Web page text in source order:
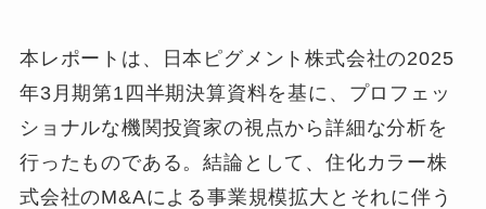
本レポートは、日本ピグメント株式会社の2025
年3月期第1四半期決算資料を基に、プロフェッ
ショナルな機関投資家の視点から詳細な分析を
行ったものである。結論として、住化カラー株
式会社のM&Aによる事業規模拡大とそれに伴う